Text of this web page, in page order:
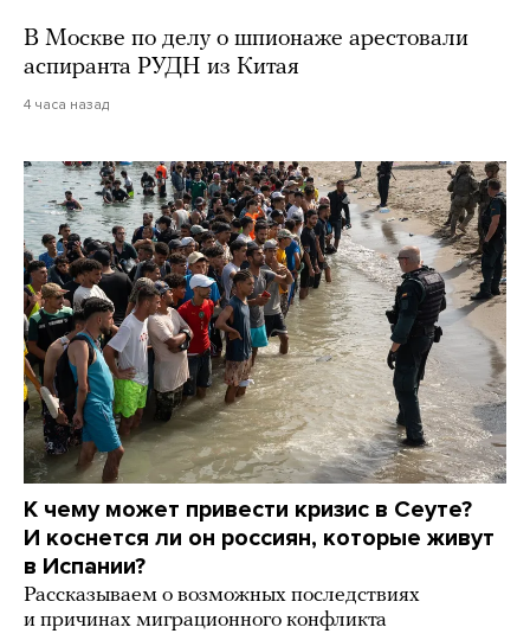
В Москве по делу о шпионаже арестовали
аспиранта РУДН из Китая
4 часа назад
К чему может привести кризис в Сеуте?
И коснется ли он россиян, которые живут
в Испании?
Рассказываем о возможных последствиях
и причинах миграционного конфликта